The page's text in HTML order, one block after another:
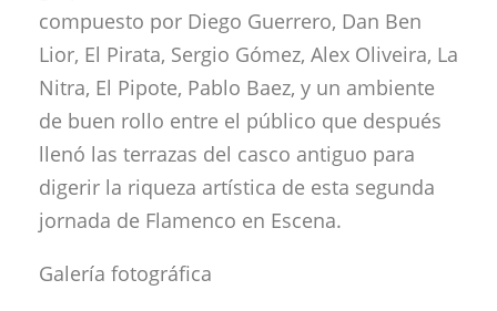
compuesto por Diego Guerrero, Dan Ben
Lior, El Pirata, Sergio Gómez, Alex Oliveira, La
Nitra, El Pipote, Pablo Baez, y un ambiente
de buen rollo entre el público que después
llenó las terrazas del casco antiguo para
digerir la riqueza artística de esta segunda
jornada de Flamenco en Escena.
Galería fotográfica